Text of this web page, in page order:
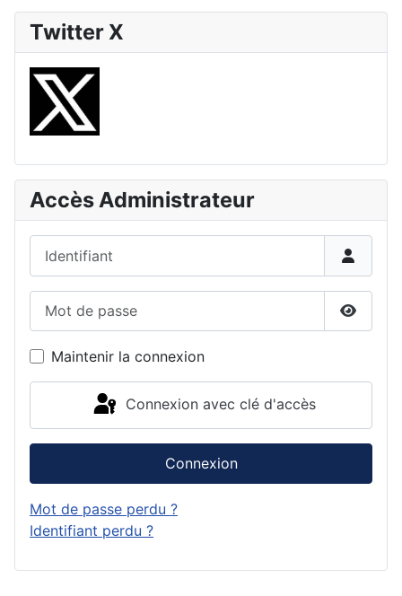
Twitter X
Accès Administrateur
Maintenir la connexion
Connexion avec clé d'accès
Connexion
Mot de passe perdu ?
Identifiant perdu ?